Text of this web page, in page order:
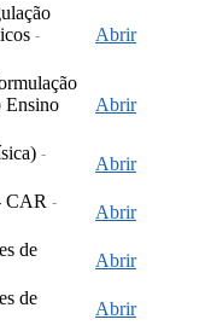
-
Abrir
Ensino
Abrir
-
Abrir
CAR -
Abrir
de
Abrir
de
Abrir